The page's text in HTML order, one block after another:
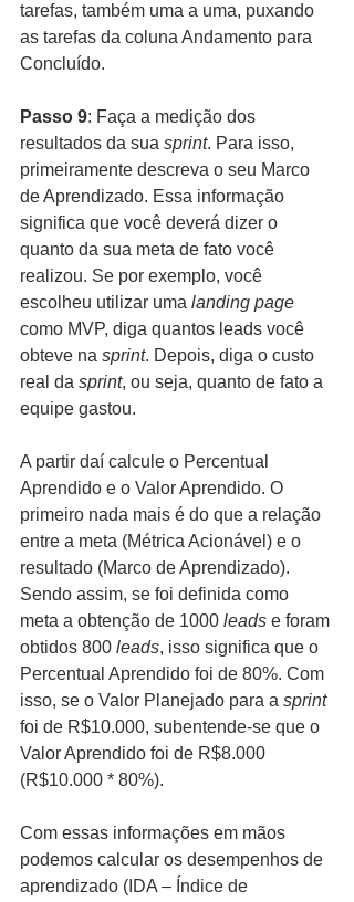
tarefas, também uma a uma, puxando
as tarefas da coluna Andamento para
Concluído.
Passo 9: Faça a medição dos
resultados da sua sprint. Para isso,
primeiramente descreva o seu Marco
de Aprendizado. Essa informação
significa que você deverá dizer o
quanto da sua meta de fato você
realizou. Se por exemplo, você
escolheu utilizar uma landing page
como MVP, diga quantos leads você
obteve na sprint. Depois, diga o custo
real da sprint, ou seja, quanto de fato a
equipe gastou.
A partir daí calcule o Percentual
Aprendido e o Valor Aprendido. O
primeiro nada mais é do que a relação
entre a meta (Métrica Acionável) e o
resultado (Marco de Aprendizado).
Sendo assim, se foi definida como
meta a obtenção de 1000 leads e foram
obtidos 800 leads, isso significa que o
Percentual Aprendido foi de 80%. Com
isso, se o Valor Planejado para a sprint
foi de R$10.000, subentende-se que o
Valor Aprendido foi de R$8.000
(R$10.000 * 80%).
Com essas informações em mãos
podemos calcular os desempenhos de
aprendizado (IDA – Índice de